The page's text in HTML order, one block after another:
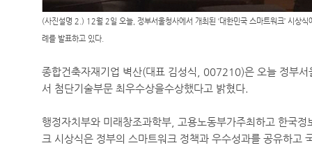
(사진설명 2.) 12월 2일 오늘, 정부서울청사에서 개최된 ‘대한민국 스마트워크’ 시상
례를 발표하고 있다.
종합건축자재기업 벽산(대표 김성식, 007210)은 오늘 정부서
서 첨단기술부문 최우수상을수상했다고 밝혔다.
행정자치부와 미래창조과학부, 고용노동부가주최하고 한국
크 시상식은 정부의 스마트워크 정책과 우수성과를 공유하고